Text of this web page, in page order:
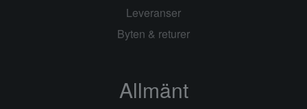
Leveranser
Byten & returer
Allmänt